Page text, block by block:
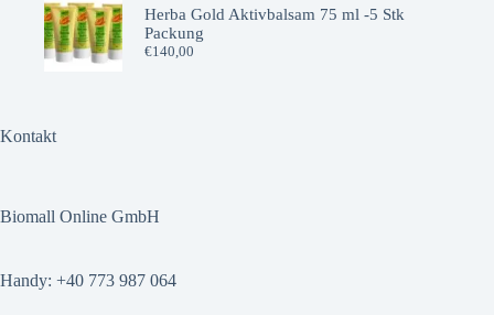
Herba Gold Aktivbalsam 75 ml -5 Stk
Packung
€140,00
Kontakt
Biomall Online GmbH
Handy: +40 773 987 064